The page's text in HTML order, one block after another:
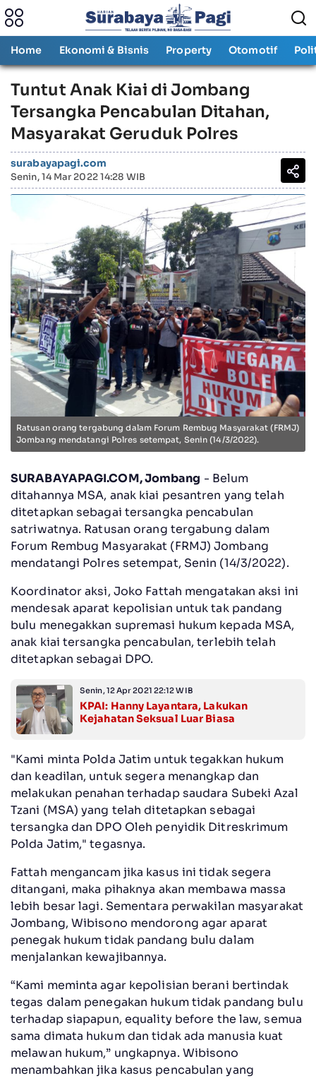
Home Ekonomi & Bisnis Property Otomotif
Tuntut Anak Kiai di Jombang
Tersangka Pencabulan Ditahan,
Masyarakat Geruduk Polres
surabayapagi.com
Senin, 14 Mar 2022 14:28 WIB
Ratusan orang tergabung dalam Forum Rembug Masyarakat (FRMJ)
Jombang mendatangi Polres setempat, Senin (14/3/2022).
SURABAYAPAGI.COM, Jombang - Belum
ditahannya MSA, anak kiai pesantren yang telah
ditetapkan sebagai tersangka pencabulan
satriwatnya. Ratusan orang tergabung dalam
Forum Rembug Masyarakat (FRMJ) Jombang
mendatangi Polres setempat, Senin (14/3/2022).
Koordinator aksi, Joko Fattah mengatakan aksi ini
mendesak aparat kepolisian untuk tak pandang
bulu menegakkan supremasi hukum kepada MSA,
anak kiai tersangka pencabulan, terlebih telah
ditetapkan sebagai DPO.
Senin, 12 Apr 2021 22:12 WIB
KPAI: Hanny Layantara, Lakukan
Kejahatan Seksual Luar Biasa
"Kami minta Polda Jatim untuk tegakkan hukum
dan keadilan, untuk segera menangkap dan
melakukan penahan terhadap saudara Subeki Azal
Tzani (MSA) yang telah ditetapkan sebagai
tersangka dan DPO Oleh penyidik Ditreskrimum
Polda Jatim," tegasnya.
Fattah mengancam jika kasus ini tidak segera
ditangani, maka pihaknya akan membawa massa
lebih besar lagi. Sementara perwakilan masyarakat
Jombang, Wibisono mendorong agar aparat
penegak hukum tidak pandang bulu dalam
menjalankan kewajibannya.
“Kami meminta agar kepolisian berani bertindak
tegas dalam penegakan hukum tidak pandang bulu
terhadap siapapun, equality before the law, semua
sama dimata hukum dan tidak ada manusia kuat
melawan hukum,” ungkapnya. Wibisono
menambahkan jika kasus pencabulan yang